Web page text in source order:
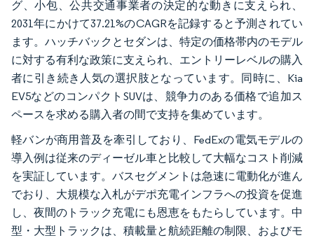
グ、小包、公共交通事業者の決定的な動きに支えられ、
2031年にかけて37.21%のCAGRを記録すると予測されてい
ます。ハッチバックとセダンは、特定の価格帯内のモデル
に対する有利な政策に支えられ、エントリーレベルの購入
者に引き続き人気の選択肢となっています。同時に、Kia
EV5などのコンパクトSUVは、競争力のある価格で追加ス
ペースを求める購入者の間で支持を集めています。
軽バンが商用普及を牽引しており、FedExの電気モデルの
導入例は従来のディーゼル車と比較して大幅なコスト削減
を実証しています。バスセグメントは急速に電動化が進ん
でおり、大規模な入札がデポ充電インフラへの投資を促進
し、夜間のトラック充電にも恩恵をもたらしています。中
型・大型トラックは、積載量と航続距離の制限、およびモ